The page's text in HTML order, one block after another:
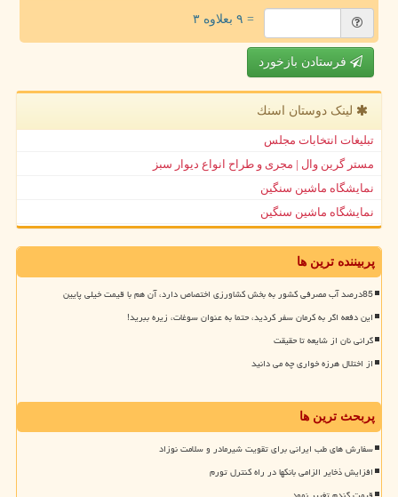
= ۹ بعلاوه ۳
فرستادن بازخورد
لینک دوستان اسنك
تبلیغات انتخابات مجلس
مستر گرین وال | مجری و طراح انواع دیوار سبز
نمایشگاه ماشین سنگین
نمایشگاه ماشین سنگین
پربیننده ترین ها
85درصد آب مصرفی کشور به بخش کشاورزی اختصاص دارد، آن هم با قیمت خیلی پایین
این دفعه اگر به کرمان سفر کردید، حتما به عنوان سوغات، زیره ببرید!
گرانی نان از شایعه تا حقیقت
از اختلال هرزه خواری چه می دانید
پربحث ترین ها
سفارش های طب ایرانی برای تقویت شیرمادر و سلامت نوزاد
افزایش ذخایر الزامی بانکها در راه کنترل تورم